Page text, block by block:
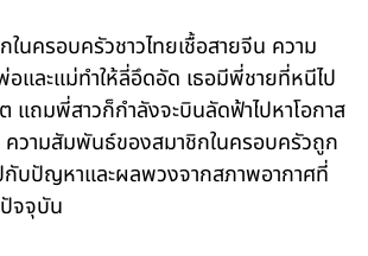
ในครอบครัวชาวไทยเชื้อสายจีน ความ
และแม่ทำให้ลี่อึดอัด เธอมีพี่ชายที่หนีไป
แถมพี่สาวก็กำลังจะบินลัดฟ้าไปหาโอกาส
ความสัมพันธ์ของสมาชิกในครอบครัวถูก
กับปัญหาและผลพวงจากสภาพอากาศที่
จจุบัน